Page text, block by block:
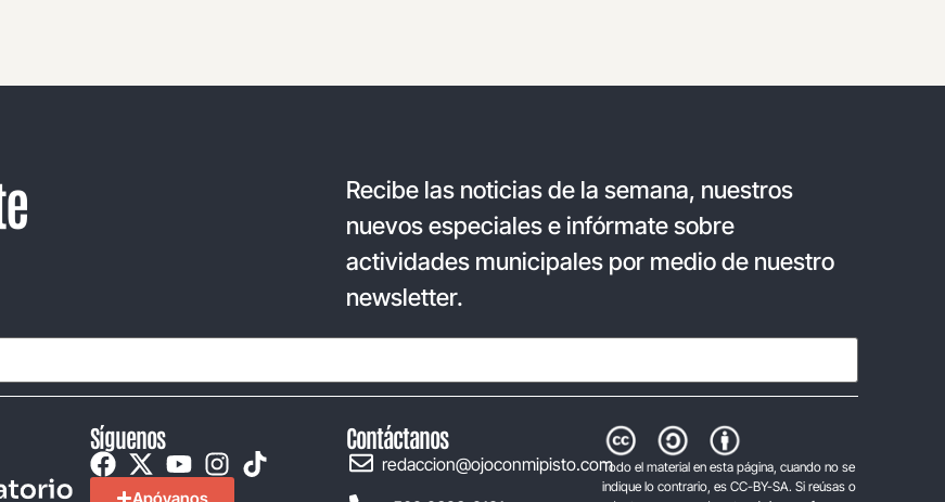
Recibe las noticias de la semana, nuestros
nuevos especiales e infórmate sobre
actividades municipales por medio de nuestro
newsletter.
Síguenos Contáctanos
redaccion@ojoconmipisto.comTodo el material en esta página, cuando no se
indique lo contrario, es CC-BY-SA. Si reúsas o